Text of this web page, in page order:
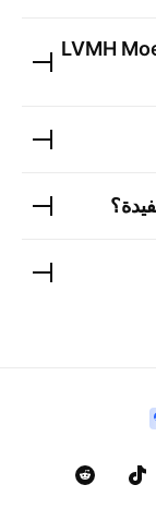
LVMH